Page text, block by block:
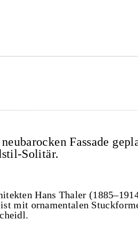
Fassade
Solitär.
Hans Thaler
mit ornamentalen